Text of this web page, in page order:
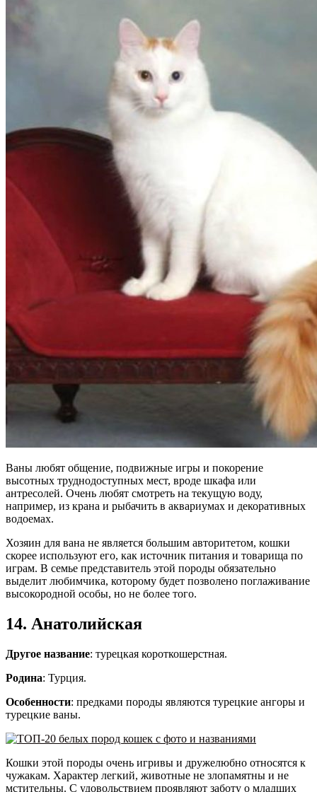
Ваны любят общение, подвижные игры и покорение
высотных труднодоступных мест, вроде шкафа или
антресолей. Очень любят смотреть на текущую воду,
например, из крана и рыбачить в аквариумах и декоративных
водоемах.
Хозяин для вана не является большим авторитетом, кошки
скорее используют его, как источник питания и товарища по
играм. В семье представитель этой породы обязательно
выделит любимчика, которому будет позволено поглаживание
высокородной особы, но не более того.
14. Анатолийская
Другое название: турецкая короткошерстная.
Родина: Турция.
Особенности: предками породы являются турецкие ангоры и
турецкие ваны.
Кошки этой породы очень игривы и дружелюбно относятся к
чужакам. Характер легкий, животные не злопамятны и не
мстительны. С удовольствием проявляют заботу о младших